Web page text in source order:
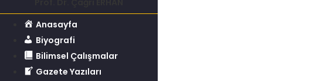
Anasayfa
Biyografi
Bilimsel Çalışmalar
Gazete Yazıları